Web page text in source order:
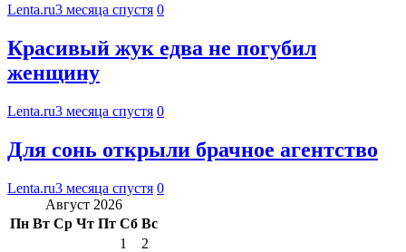
Lenta.ru3 месяца спустя 0
Красивый жук едва не погубил
женщину
Lenta.ru3 месяца спустя 0
Для сонь открыли брачное агентство
Lenta.ru3 месяца спустя 0
Август 2026
Пн Вт Ср Чт Пт Сб Вс
1
2